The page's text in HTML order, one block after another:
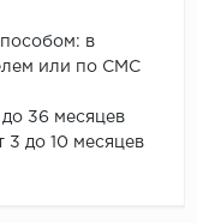
в
или по СМС
36 месяцев
3 до 10 месяцев